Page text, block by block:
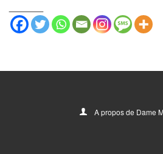
A propos de Dame